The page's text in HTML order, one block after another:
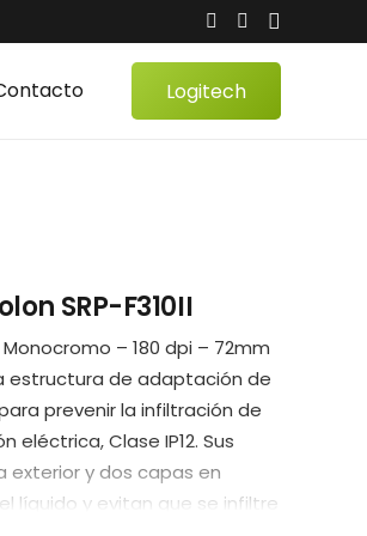
Logitech
SRP-F310II
– 180 dpi – 72mm
estructura de adaptación de
prevenir la infiltración de
Clase IP12. Sus
exterior y dos capas en
líquido y evitan que se infiltre